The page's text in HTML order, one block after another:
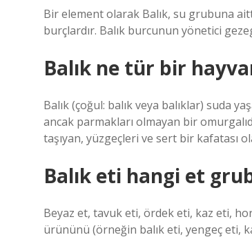
Bir element olarak Balık, su grubuna
burçlardır. Balık burcunun yönetici
Balık ne tür bir
Balık (çoğul: balık veya balıklar) suda
ancak parmakları olmayan bir
taşıyan, yüzgeçleri ve sert bir kafatası
Balık eti hangi et
Beyaz et, tavuk eti, ördek eti, kaz eti,
ürününü (örneğin balık eti, yengeç eti,